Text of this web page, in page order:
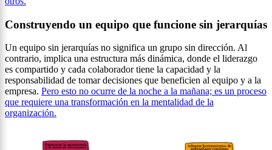
Construyendo un equipo que funcione sin jerarquías
Un equipo sin jerarquías no significa un grupo sin dirección. Al
contrario, implica una estructura más dinámica, donde el liderazgo
es compartido y cada colaborador tiene la capacidad y la
responsabilidad de tomar decisiones que beneficien al equipo y a la
empresa. Pero esto no ocurre de la noche a la mañana; es un proceso
que requiere una transformación en la mentalidad de la
organización.